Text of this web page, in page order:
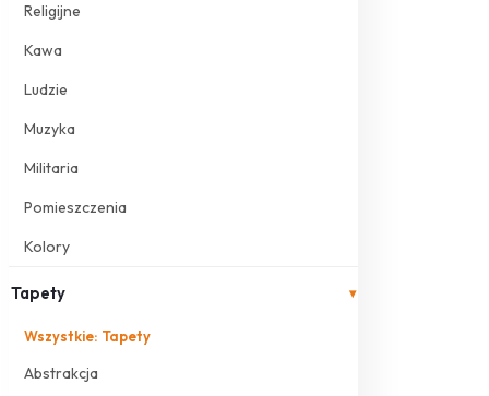
Religijne
Kawa
Ludzie
Muzyka
Militaria
Pomieszczenia
Kolory
Tapety ▾
Wszystkie: Tapety
Abstrakcja